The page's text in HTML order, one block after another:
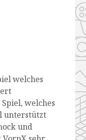
welches
welches
unterstützt
und